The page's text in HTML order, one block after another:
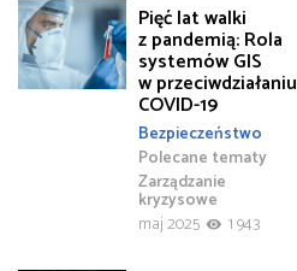
Pięć lat walki
z pandemią: Rola
systemów GIS
w przeciwdziałaniu
COVID-19
Bezpieczeństwo
Polecane tematy
Zarządzanie
kryzysowe
maj 2025
1 943